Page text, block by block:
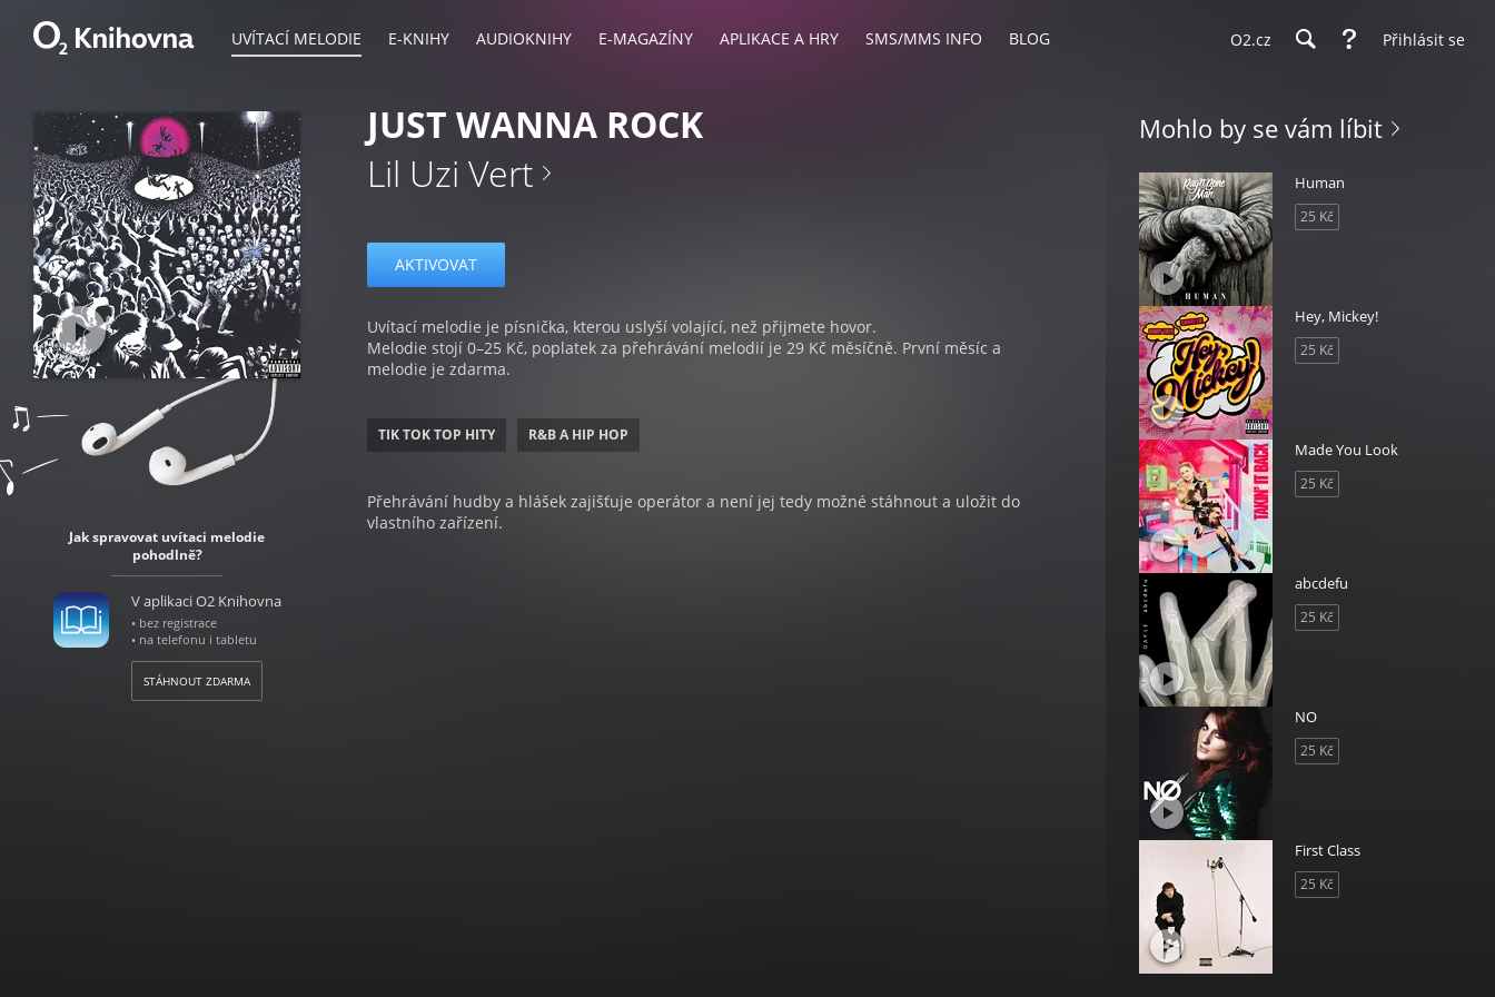
UVÍTACÍ MELODIE E-KNIHY AUDIOKNIHY E-MAGAZÍNY APLIKACE A HRY SMS/MMS INFO BLOG O2.cz Přihlásit se
Jak spravovat uvítaci melodie
pohodlně?
V aplikaci O2 Knihovna
• bez registrace
• na telefonu i tabletu
STÁHNOUT ZDARMA
JUST WANNA ROCK
Lil Uzi Vert
AKTIVOVAT
Uvítací melodie je písnička, kterou uslyší volající, než přijmete hovor.
Melodie stojí 0–25 Kč, poplatek za přehrávání melodií je 29 Kč měsíčně. První měsíc a
melodie je zdarma.
TIK TOK TOP HITY R&B A HIP HOP
Přehrávání hudby a hlášek zajišťuje operátor a není jej tedy možné stáhnout a uložit do
vlastního zařízení.
Mohlo by se vám líbit
Human
25 Kč
Hey, Mickey!
25 Kč
Made You Look
25 Kč
abcdefu
25 Kč
NO
25 Kč
First Class
25 Kč